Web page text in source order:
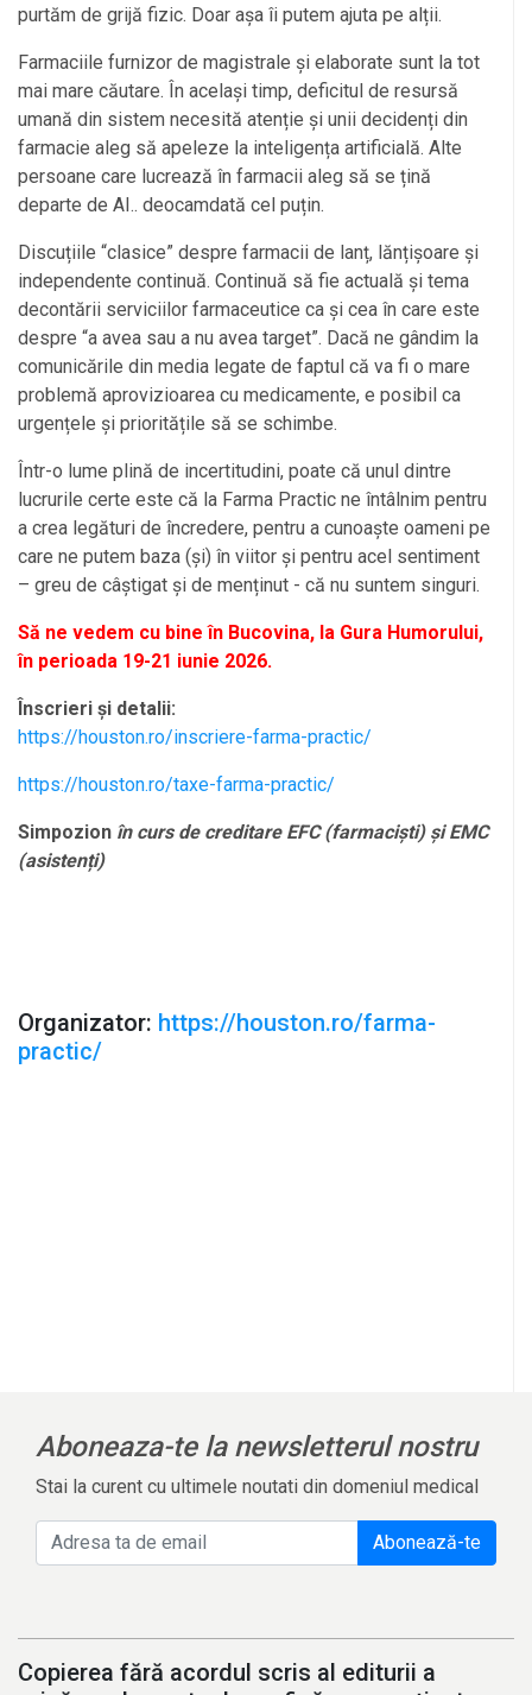
purtăm de grijă fizic. Doar așa îi putem ajuta pe alții.
Farmaciile furnizor de magistrale și elaborate sunt la tot
mai mare căutare. În același timp, deficitul de resursă
umană din sistem necesită atenție și unii decidenți din
farmacie aleg să apeleze la inteligența artificială. Alte
persoane care lucrează în farmacii aleg să se țină
departe de AI.. deocamdată cel puțin.
Discuțiile “clasice” despre farmacii de lanț, lănțișoare și
independente continuă. Continuă să fie actuală și tema
decontării serviciilor farmaceutice ca și cea în care este
despre “a avea sau a nu avea target”. Dacă ne gândim la
comunicările din media legate de faptul că va fi o mare
problemă aprovizioarea cu medicamente, e posibil ca
urgențele și prioritățile să se schimbe.
Într-o lume plină de incertitudini, poate că unul dintre
lucrurile certe este că la Farma Practic ne întâlnim pentru
a crea legături de încredere, pentru a cunoaște oameni pe
care ne putem baza (și) în viitor și pentru acel sentiment
– greu de câștigat și de menținut - că nu suntem singuri.
Să ne vedem cu bine în Bucovina, la Gura Humorului,
în perioada 19-21 iunie 2026.
Înscrieri și detalii:
https://houston.ro/inscriere-farma-practic/
https://houston.ro/taxe-farma-practic/
Simpozion în curs de creditare EFC (farmaciști) și EMC
(asistenți)
Organizator: https://houston.ro/farma-
practic/
Aboneaza-te la newsletterul nostru
Stai la curent cu ultimele noutati din domeniul medical
Abonează-te
Copierea fără acordul scris al editurii a